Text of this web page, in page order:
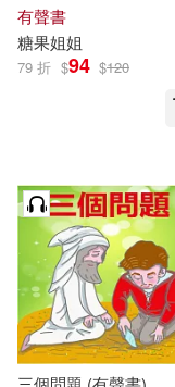
有聲書
糖果姐姐
79 折 $94 $120